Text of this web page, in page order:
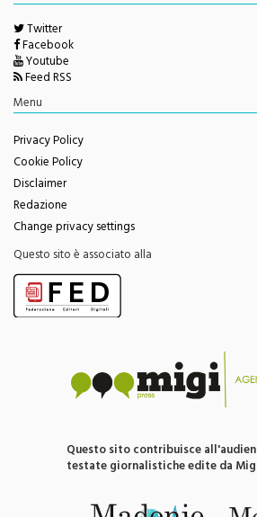
Twitter
Facebook
Youtube
Feed RSS
Menu
Privacy Policy
Cookie Policy
Disclaimer
Redazione
Change privacy settings
Questo sito è associato alla
Questo sito contribuisce
testate giornalistiche edite da